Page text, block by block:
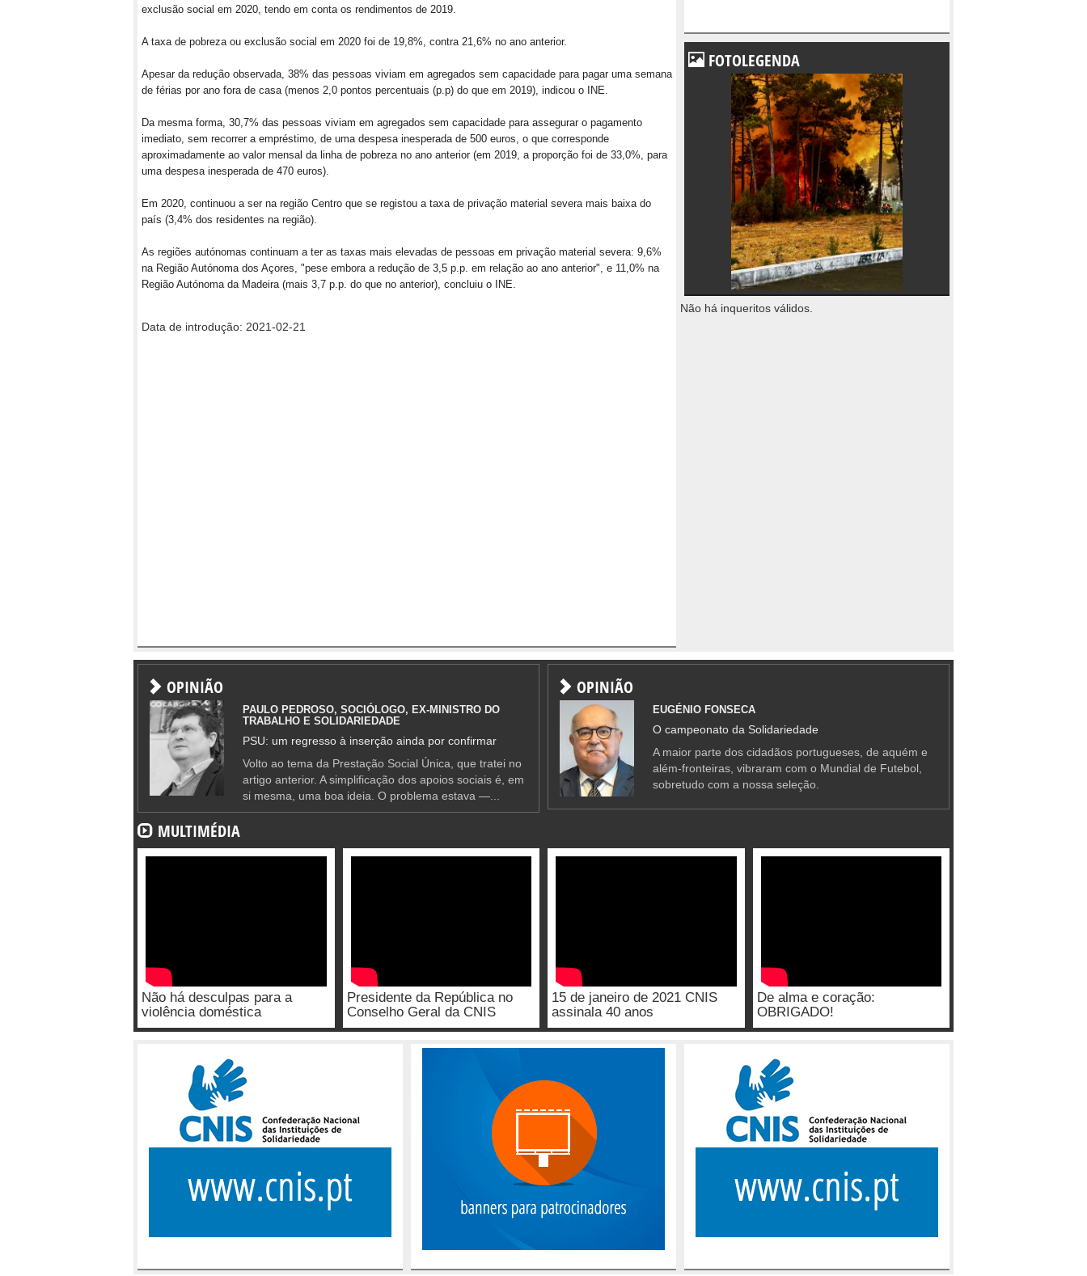
exclusão social em 2020, tendo em conta os rendimentos de 2019.
A taxa de pobreza ou exclusão social em 2020 foi de 19,8%, contra 21,6% no ano anterior.
Apesar da redução observada, 38% das pessoas viviam em agregados sem capacidade para pagar uma semana
de férias por ano fora de casa (menos 2,0 pontos percentuais (p.p) do que em 2019), indicou o INE.
Da mesma forma, 30,7% das pessoas viviam em agregados sem capacidade para assegurar o pagamento
imediato, sem recorrer a empréstimo, de uma despesa inesperada de 500 euros, o que corresponde
aproximadamente ao valor mensal da linha de pobreza no ano anterior (em 2019, a proporção foi de 33,0%, para
uma despesa inesperada de 470 euros).
Em 2020, continuou a ser na região Centro que se registou a taxa de privação material severa mais baixa do
país (3,4% dos residentes na região).
As regiões autónomas continuam a ter as taxas mais elevadas de pessoas em privação material severa: 9,6%
na Região Autónoma dos Açores, "pese embora a redução de 3,5 p.p. em relação ao ano anterior", e 11,0% na
Região Autónoma da Madeira (mais 3,7 p.p. do que no anterior), concluiu o INE.
Data de introdução: 2021-02-21
FOTOLEGENDA
Não há inqueritos válidos.
OPINIÃO
PAULO PEDROSO, SOCIÓLOGO, EX-MINISTRO DO
TRABALHO E SOLIDARIEDADE
PSU: um regresso à inserção ainda por confirmar
Volto ao tema da Prestação Social Única, que tratei no
artigo anterior. A simplificação dos apoios sociais é, em
si mesma, uma boa ideia. O problema estava —...
OPINIÃO
EUGÉNIO FONSECA
O campeonato da Solidariedade
A maior parte dos cidadãos portugueses, de aquém e
além-fronteiras, vibraram com o Mundial de Futebol,
sobretudo com a nossa seleção.
MULTIMÉDIA
Não há desculpas para a
violência doméstica
Presidente da República no
Conselho Geral da CNIS
15 de janeiro de 2021 CNIS
assinala 40 anos
De alma e coração:
OBRIGADO!